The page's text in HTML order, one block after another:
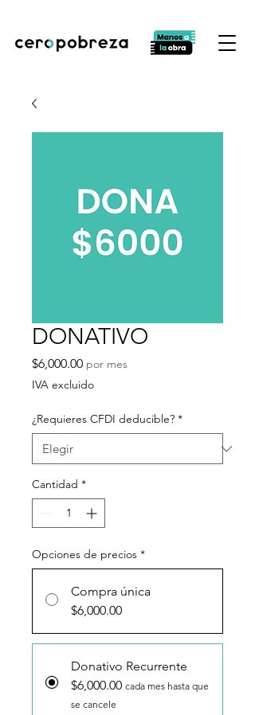
DONATIVO
$6,000.00Precio
por mes
IVA excluido
¿Requieres CFDI deducible? *
Cantidad *
Opciones de precios *
Compra única
$6,000.00
Donativo Recurrente
$6,000.00 cada mes hasta que
se cancele